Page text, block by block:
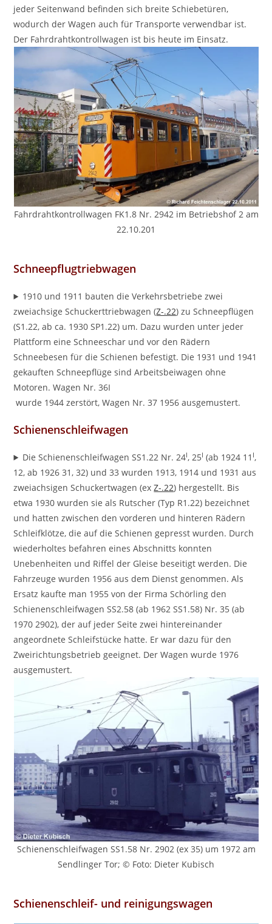
jeder Seitenwand befinden sich breite Schiebetüren,
wodurch der Wagen auch für Transporte verwendbar ist.
Der Fahrdrahtkontrollwagen ist bis heute im Einsatz.
Fahrdrahtkontrollwagen FK1.8 Nr. 2942 im Betriebshof 2 am
22.10.201
Schneepflugtriebwagen
1910 und 1911 bauten die Verkehrsbetriebe zwei
zweiachsige Schuckerttriebwagen (Z-.22) zu Schneepflügen
(S1.22, ab ca. 1930 SP1.22) um. Dazu wurden unter jeder
Plattform eine Schneeschar und vor den Rädern
Schneebesen für die Schienen befestigt. Die 1931 und 1941
gekauften Schneepflüge sind Arbeitsbeiwagen ohne
Motoren. Wagen Nr. 36I
wurde 1944 zerstört, Wagen Nr. 37 1956 ausgemustert.
Schienenschleifwagen
Die Schienenschleifwagen SS1.22 Nr. 24I, 25I (ab 1924 11 I,
12, ab 1926 31, 32) und 33 wurden 1913, 1914 und 1931 aus
zweiachsigen Schuckertwagen (exZ-.22) hergestellt. Bis
etwa 1930 wurden sie als Rutscher (Typ R1.22) bezeichnet
und hatten zwischen den vorderen und hinteren Rädern
Schleifklötze, die auf die Schienen gepresst wurden. Durch
wiederholtes befahren eines Abschnitts konnten
Unebenheiten und Riffel der Gleise beseitigt werden. Die
Fahrzeuge wurden 1956 aus dem Dienst genommen. Als
Ersatz kaufte man 1955 von der Firma Schörling den
Schienenschleifwagen SS2.58 (ab 1962 SS1.58) Nr. 35 (ab
1970 2902), der auf jeder Seite zwei hintereinander
angeordnete Schleifstücke hatte. Er war dazu für den
Zweirichtungsbetrieb geeignet. Der Wagen wurde 1976
ausgemustert.
Schienenschleifwagen SS1.58 Nr. 2902 (ex 35) um 1972 am
Sendlinger Tor; © Foto: Dieter Kubisch
Schienenschleif- und reinigungswagen